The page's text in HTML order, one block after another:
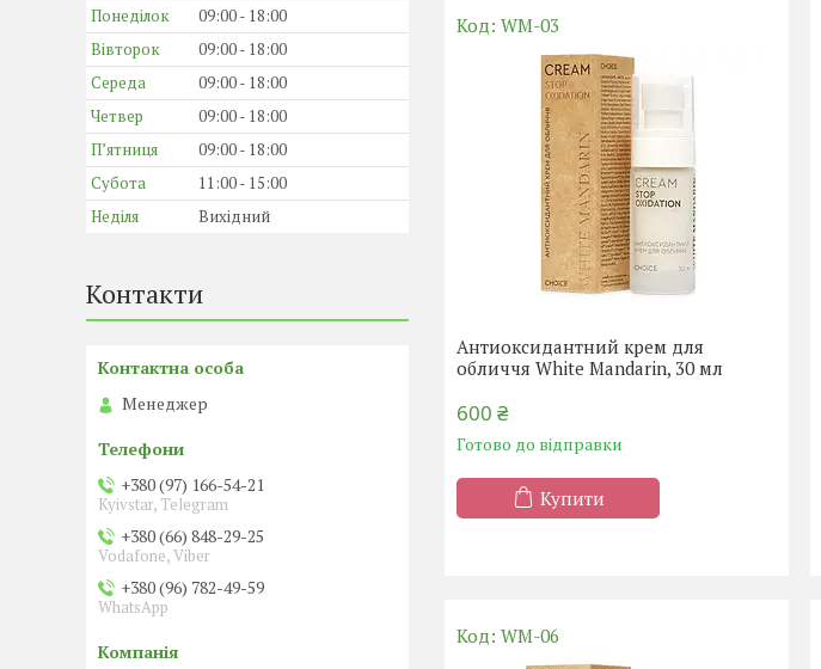
WM-03
Антиоксидантний крем для
обличчя White Mandarin, 30 мл
600 ₴
Готово до відправки
Купити
WM-06
Понеділок 09:00
18:00
Вівторок
09:00
18:00
Середа
09:00
18:00
Четвер
09:00
18:00
Пʼятниця
09:00
18:00
Субота
11:00
15:00
Неділя
Вихідний
Контакти
Менеджер
+380 (97) 166-54-21
Kyivstar, Telegram
+380 (66) 848-29-25
Vodafone, Viber
+380 (96) 782-49-59
WhatsApp